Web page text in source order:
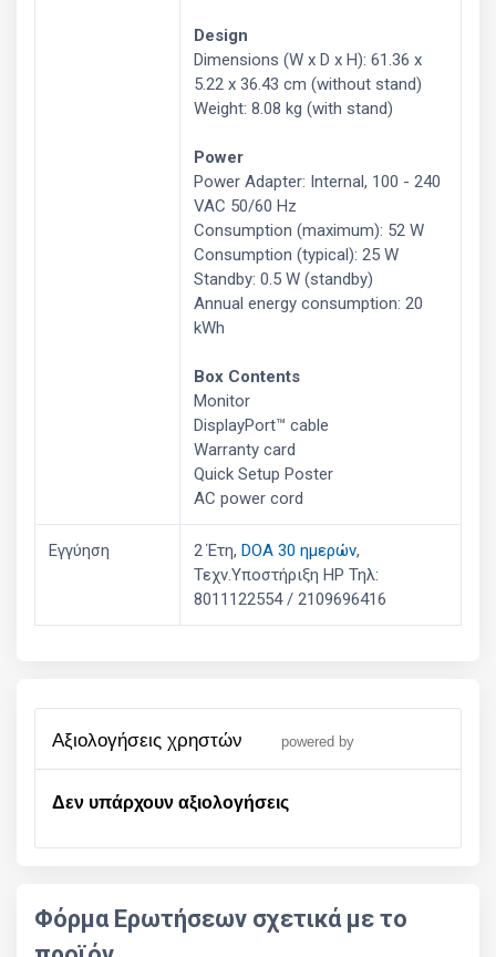
Design
Dimensions (W x D x H): 61.36 x
5.22 x 36.43 cm (without stand)
Weight: 8.08 kg (with stand)
Power
Power Adapter: Internal, 100 - 240
VAC 50/60 Hz
Consumption (maximum): 52 W
Consumption (typical): 25 W
Standby: 0.5 W (standby)
Annual energy consumption: 20
kWh
Box Contents
Monitor
DisplayPort™ cable
Warranty card
Quick Setup Poster
AC power cord
Εγγύηση 2 Έτη, DOA 30 ημερών,
Τεχν.Υποστήριξη HP Τηλ:
8011122554 / 2109696416
αξιολογήσεις χρηστών powered by
Δεν υπάρχουν αξιολογήσεις
Φόρμα Ερωτήσεων σχετικά με το